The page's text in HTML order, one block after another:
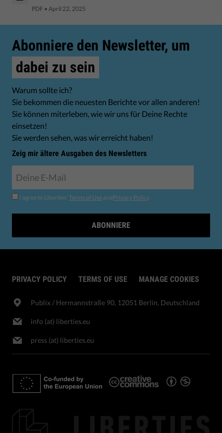
PDF • April 22, 2025
Abonniere den Newsletter, um
dabei zu sein
Warum sollte ich?
Sie bekommen die neuesten Berichte vor allen anderen!
Sie können miterleben, wie wir uns für Deine Rechte
einsetzen!
Sie werden sehen, was wir erreicht haben!
Zeig mir ältere Ausgaben des Newsletters
I agree to Liberties' Terms of Use andPrivacy Policy.
ABONNIERE
PRIVACY POLICY TERMS OF USE MANAGE COOKIES
Publix​ / Hermannstraße 90, 12051 Berlin, Deutschland
info (at) liberties.eu
press (at) liberties.eu